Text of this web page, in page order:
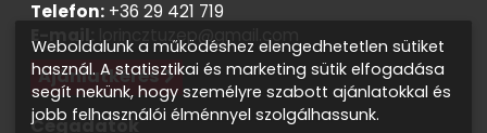
Telefon: +36 29 421 719
E-mail: lorincztuzep@gmail.com
Ajánlatkérés
Cégadatok
Weboldalunk a működéshez elengedhetetlen sütiket
használ. A statisztikai és marketing sütik elfogadása
segít nekünk, hogy személyre szabott ajánlatokkal és
jobb felhasználói élménnyel szolgálhassunk.